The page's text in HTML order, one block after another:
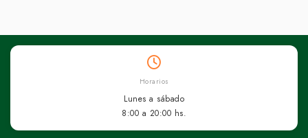
Horarios
Lunes a sábado
8:00 a 20:00 hs.